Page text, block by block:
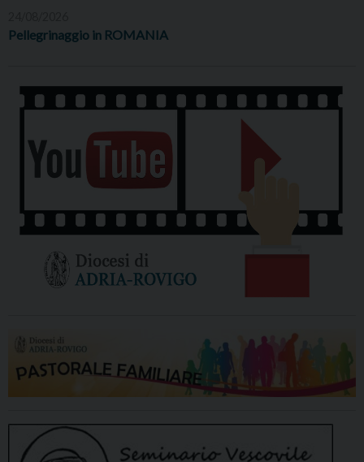
Pellegrinaggio in ROMANIA